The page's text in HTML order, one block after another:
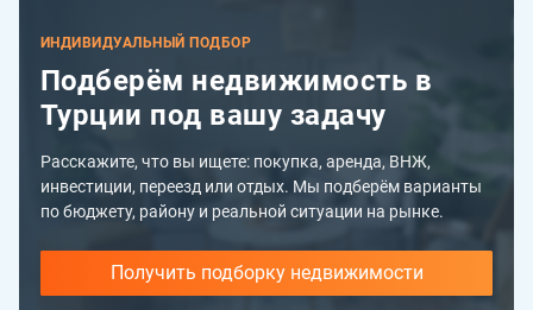
ИНДИВИДУАЛЬНЫЙ ПОДБОР
Подберём недвижимость в
Турции под вашу задачу
Расскажите, что вы ищете: покупка, аренда, ВНЖ,
инвестиции, переезд или отдых. Мы подберём варианты
по бюджету, району и реальной ситуации на рынке.
Получить подборку недвижимости